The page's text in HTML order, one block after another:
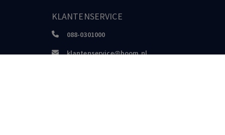
KLANTENSERVICE
088-0301000
klantenservice@boom.nl